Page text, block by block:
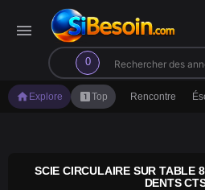
menu
0
search
home Explore looks_oneTop Rencontre
SCIE CIRCULAIRE SUR TABLE
DENTS